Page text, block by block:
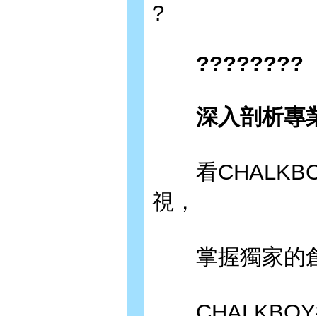
?
????????
深入剖析專
看
視，
掌握獨家的